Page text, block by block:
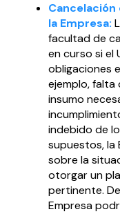
la Empresa:
facultad de
en curso si el
obligaciones
ejemplo, falta
insumo
indebido de
supuestos, la
sobre la
otorgar un
pertinente.
Empresa